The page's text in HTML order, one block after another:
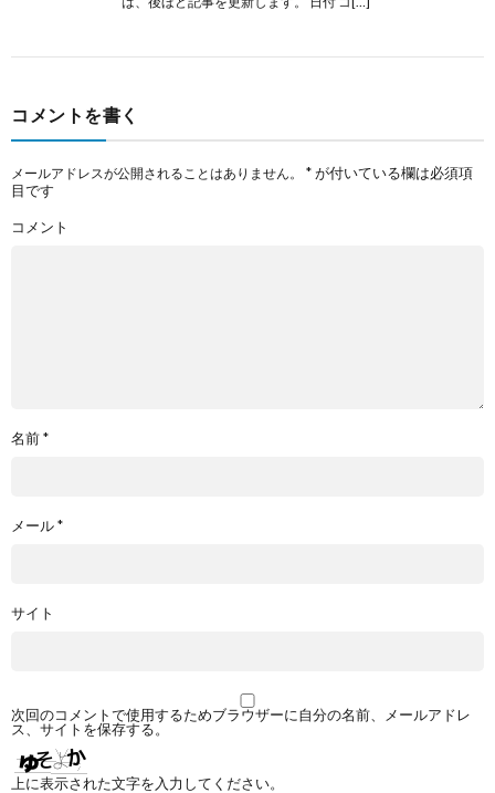
コメントを書く
メールアドレスが公開されることはありません。 *が付いている欄は必須項
目です
コメント
名前*
メール*
サイト
次回のコメントで使用するためブラウザーに自分の名前、メールアドレ
ス、サイトを保存する。
上に表示された文字を入力してください。